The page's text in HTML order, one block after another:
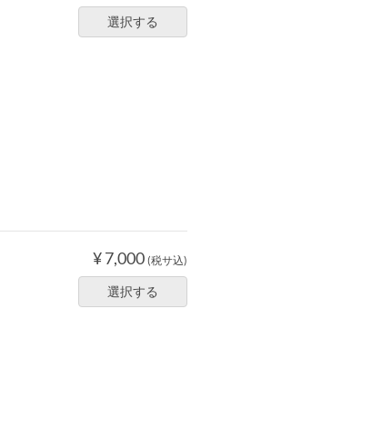
選択する
¥ 7,000 (税サ込)
選択する